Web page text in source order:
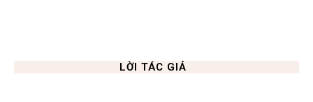
LỜI TÁC GIẢ